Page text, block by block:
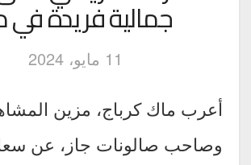
جمالية فريدة
11 مايو، 2024
أعرب ماك كرباج، مزين
وصاحب صالونات جاز، عن